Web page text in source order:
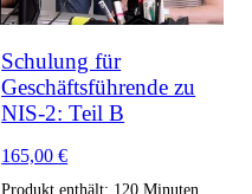
Schulung für
Geschäftsführende zu
NIS-2: Teil B
165,00€
Produkt enthält: 120Minuten